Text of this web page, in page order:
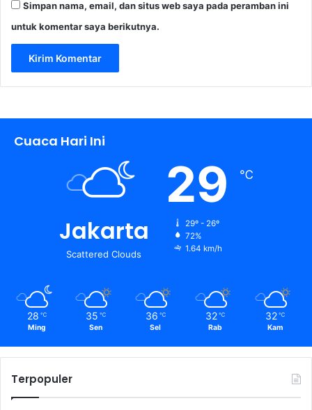
Simpan nama, email, dan situs web saya pada peramban ini
untuk komentar saya berikutnya.
Cuaca Hari Ini
Jakarta
Scattered Clouds
29 ℃
29º - 26º
72%
1.64 km/h
28 ℃
Ming
35 ℃
Sen
36 ℃
Sel
32 ℃
Rab
32 ℃
Kam
Terpopuler